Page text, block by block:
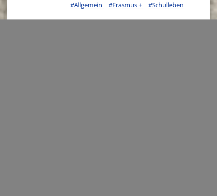
#Allgemein #Erasmus + #Schulleben
Vom 22.02. bis zum 28.02.2026 waren wir in der